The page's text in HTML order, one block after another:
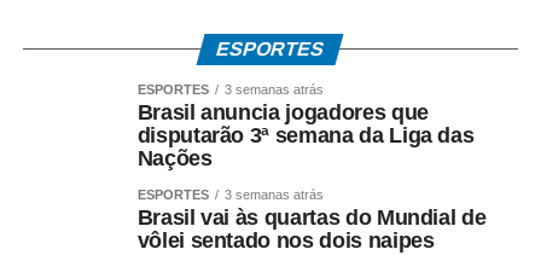
ESPORTES
ESPORTES 3 semanas atrás
Brasil anuncia jogadores que
disputarão 3ª semana da Liga das
Nações
ESPORTES 3 semanas atrás
Brasil vai às quartas do Mundial de
vôlei sentado nos dois naipes